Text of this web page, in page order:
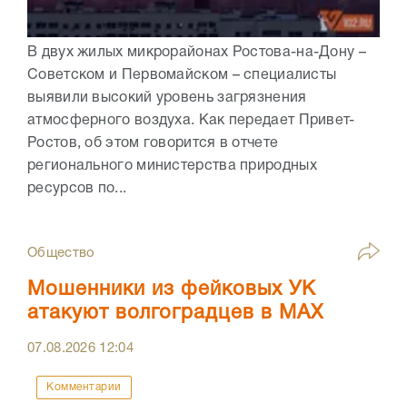
В двух жилых микрорайонах Ростова-на-Дону –
Советском и Первомайском – специалисты
выявили высокий уровень загрязнения
атмосферного воздуха. Как передает Привет-
Ростов, об этом говорится в отчете
регионального министерства природных
ресурсов по...
Общество
Мошенники из фейковых УК
атакуют волгоградцев в МАХ
07.08.2026 12:04
Комментарии